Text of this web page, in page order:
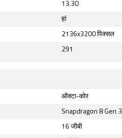
13.30
हां
2136x3200 पिक्सल
291
ऑक्टा-कोर
Snapdragon 8 Gen 3
16 जीबी